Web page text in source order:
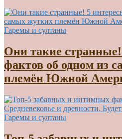
Гаремы и султаны
Они такие
фактов об одном из
племён Южной
Гаремы и султаны